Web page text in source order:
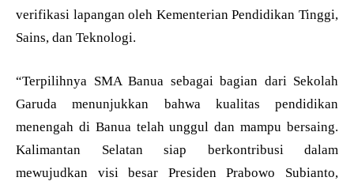
verifikasi lapangan oleh Kementerian Pendidikan Tinggi,
Sains, dan Teknologi.
“Terpilihnya SMA Banua sebagai bagian dari Sekolah
Garuda menunjukkan bahwa kualitas pendidikan
menengah di Banua telah unggul dan mampu bersaing.
Kalimantan Selatan siap berkontribusi dalam
mewujudkan visi besar Presiden Prabowo Subianto,